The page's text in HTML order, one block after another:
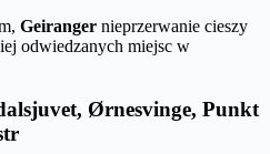
Geiranger nieprzerwanie cieszy
odwiedzanych miejsc w
Ørnesvinge, Punkt